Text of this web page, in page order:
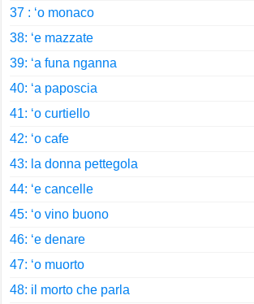
37 : ‘o monaco
38: ‘e mazzate
39: ‘a funa nganna
40: ‘a paposcia
41: ‘o curtiello
42: ‘o cafe
43: la donna pettegola
44: ‘e cancelle
45: ‘o vino buono
46: ‘e denare
47: ‘o muorto
48: il morto che parla